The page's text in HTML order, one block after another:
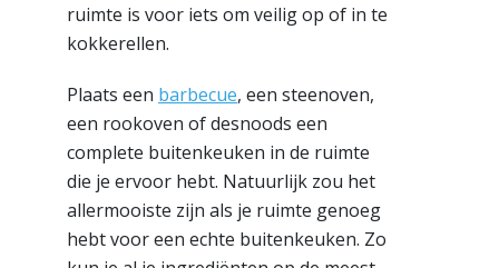
ruimte is voor iets om veilig op of in te
kokkerellen.
Plaats een barbecue, een steenoven,
een rookoven of desnoods een
complete buitenkeuken in de ruimte
die je ervoor hebt. Natuurlijk zou het
allermooiste zijn als je ruimte genoeg
hebt voor een echte buitenkeuken. Zo